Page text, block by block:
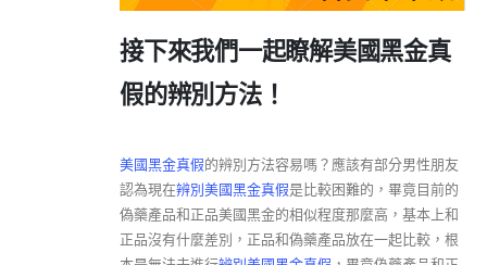
接下來我們一起瞭解美國黑金真
假的辨別方法！
美國黑金真假的辨別方法容易嗎？應該有部分男性朋友
認為現在辨別美國黑金真假是比較困難的，畢竟目前的
偽藥產品和正品美國黑金的相似程度那麼高，基本上和
正品沒有什麼差別，正品和偽藥產品放在一起比較，根